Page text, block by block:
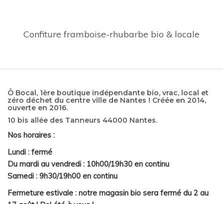
Confiture framboise-rhubarbe bio & locale
Ô Bocal, 1ère boutique indépendante bio, vrac, local et
zéro déchet du centre ville de Nantes ! Créée en 2014,
ouverte en 2016.
10 bis allée des Tanneurs 44000 Nantes.
Nos horaires :
Lundi : fermé
Du mardi au vendredi : 10h00/19h30 en continu
Samedi : 9h30/19h00 en continu
Fermeture estivale : notre magasin bio sera fermé du 2 au